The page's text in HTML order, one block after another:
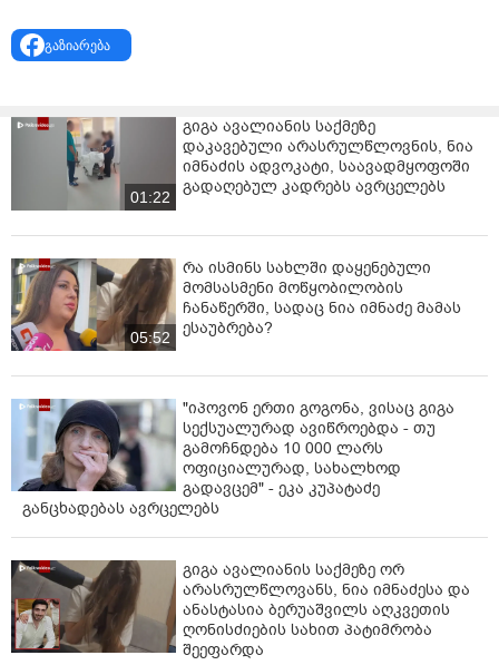
ნორმაში იყოს.
პაციენტის უსაფრთხოება.
რა თქმა უნდა, ასაკის და ყველაფრის
გათვალისწინებით, ვითარება მარტივი არ არის.
ამჟამად პაციენტი იმყოფება ინტენსიური თერაპიის
განყოფილებაში, მიმდინარეობს დაკვირვება და
ყველა საჭირო ღონისძიების გატარება, რომ რაც
შეიძლება, სწრაფად იყოს უზრუნველყოფილი
სასიცოცხლოდ მნიშვნელოვანი ყველა პარამეტრი“, -
განაცხადა მიხეილ სარჯველაძემ, „იმედთან“.
ცნობისთვის, პატრიარქი კლინიკაში კუჭიდან მასიური
სისხლდენით შეიყვანეს. ის კრიტიკული რეანიმაციის
განყოფილებაშია მოთავსებული. როგორც კლინიკაში
აცხადებენ, ილია მეორის ჯანმრთელობის
გაზიარება
01:22
გიგა ავალიანის საქმეზე
დაკავებული არასრულწლოვნის, ნია
იმნაძის ადვოკატი, საავადმყოფოში
გადაღებულ კადრებს ავრცელებს
05:52
რა ისმინს სახლში დაყენებული
მომსასმენი მოწყობილობის
ჩანაწერში, სადაც ნია იმნაძე მამას
ესაუბრება?
"იპოვონ ერთი გოგონა, ვისაც გიგა
სექსუალურად ავიწროებდა - თუ
გამოჩნდება 10 000 ლარს
ოფიციალურად, სახალხოდ
გადავცემ" - ეკა კუპატაძე
განცხადებას ავრცელებს
გიგა ავალიანის საქმეზე ორ
არასრულწლოვანს, ნია იმნაძესა და
ანასტასია ბერუაშვილს აღკვეთის
ღონისძიების სახით პატიმრობა
შეეფარდა